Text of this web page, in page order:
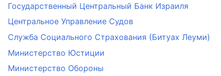
Государственный Центральный Банк Израиля
Центральное Управление Судов
Служба Социального Страхования (Битуах Леуми)
Министерство Юстиции
Министерство Обороны